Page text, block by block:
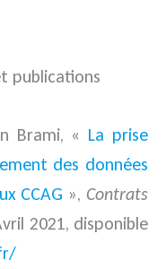
publications
Brami, « La prise
des données
CCAG », Contrats
2021, disponible